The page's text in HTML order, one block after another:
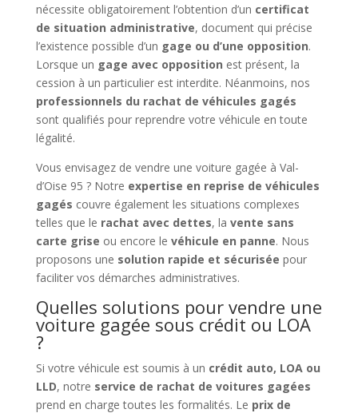
nécessite obligatoirement l’obtention d’un certificat
de situation administrative, document qui précise
l’existence possible d’un gage ou d’une opposition.
Lorsque un gage avec opposition est présent, la
cession à un particulier est interdite. Néanmoins, nos
professionnels du rachat de véhicules gagés
sont qualifiés pour reprendre votre véhicule en toute
légalité.
Vous envisagez de vendre une voiture gagée à Val-
d’Oise 95 ? Notre expertise en reprise de véhicules
gagés couvre également les situations complexes
telles que le rachat avec dettes, la vente sans
carte grise ou encore le véhicule en panne. Nous
proposons une solution rapide et sécurisée pour
faciliter vos démarches administratives.
Quelles solutions pour vendre une
voiture gagée sous crédit ou LOA
?
Si votre véhicule est soumis à un crédit auto, LOA ou
LLD, notre service de rachat de voitures gagées
prend en charge toutes les formalités. Le prix de